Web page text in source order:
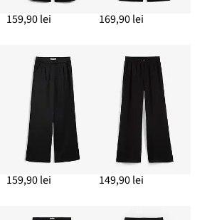
ADAUGĂ ÎN COȘ
159,90 lei 169,90 lei
159,90 lei 149,90 lei